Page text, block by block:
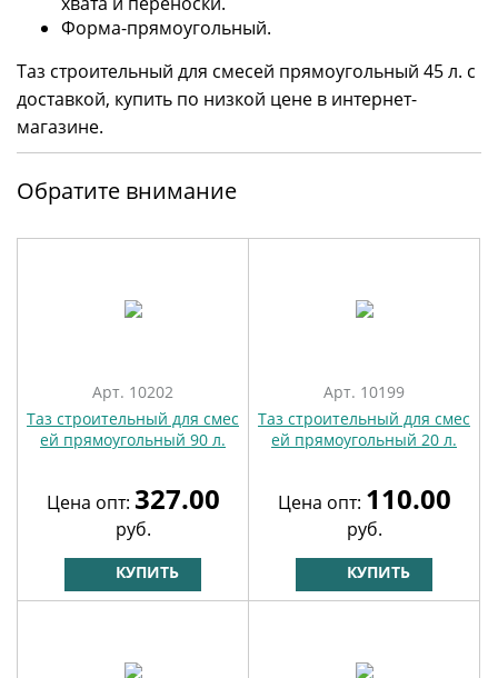
Форма-прямоугольный.
Таз строительный для смесей прямоугольный 45 л. с
доставкой, купить по низкой цене в интернет-
магазине.
Обратите внимание
Арт. 10202
Таз строительный для смес
ей прямоугольный 90 л.
Цена опт: 327.00
руб.
КУПИТЬ
Арт. 10199
Таз строительный для смес
ей прямоугольный 20 л.
Цена опт: 110.00
руб.
КУПИТЬ